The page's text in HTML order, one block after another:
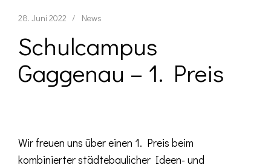
28. Juni 2022 News
Schulcampus
Gaggenau – 1. Preis
Wir freuen uns über einen 1. Preis beim
kombinierter städtebaulicher Ideen- und